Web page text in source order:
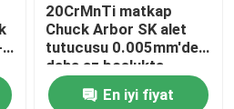
20CrMnTi matkap
Chuck Arbor SK alet
tutucusu 0.005mm'den
daha az boşlukta
En iyi fiyat